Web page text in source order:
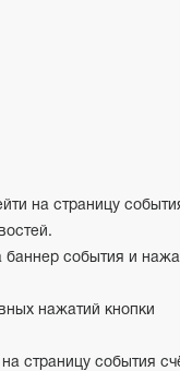
на страницу
баннер события и
нажатий кнопки
страницу события